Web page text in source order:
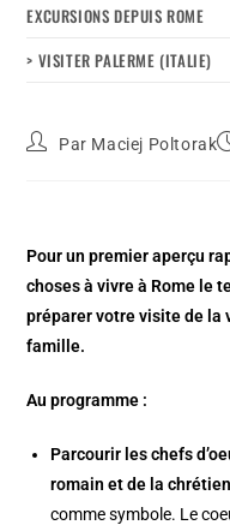
EXCURSIONS DEPUIS ROME
> VISITER PALERME (ITALIE)
Par Maciej Poltorak
Pour un premier aperçu
choses à vivre à Rome le
préparer votre visite de la
famille.
Au programme :
Parcourir les chefs
romain et de la
comme symbole. Le